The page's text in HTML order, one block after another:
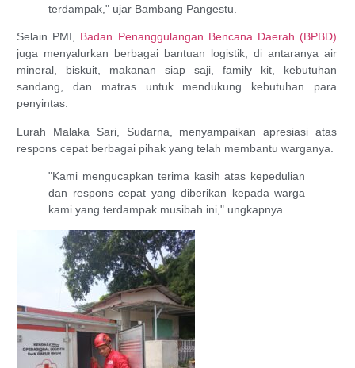
terdampak," ujar Bambang Pangestu.
Selain PMI, Badan Penanggulangan Bencana Daerah (BPBD)
juga menyalurkan berbagai bantuan logistik, di antaranya air
mineral, biskuit, makanan siap saji, family kit, kebutuhan
sandang, dan matras untuk mendukung kebutuhan para
penyintas.
Lurah Malaka Sari, Sudarna, menyampaikan apresiasi atas
respons cepat berbagai pihak yang telah membantu warganya.
"Kami mengucapkan terima kasih atas kepedulian
dan respons cepat yang diberikan kepada warga
kami yang terdampak musibah ini," ungkapnya